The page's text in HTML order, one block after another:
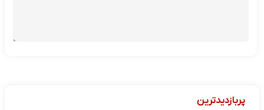
پربازدیدترین